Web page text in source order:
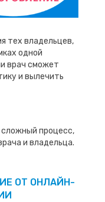
тех владельцев,
одной
врач сможет
и вылечить
процесс,
и владельца.
ОТ ОНЛАЙН-